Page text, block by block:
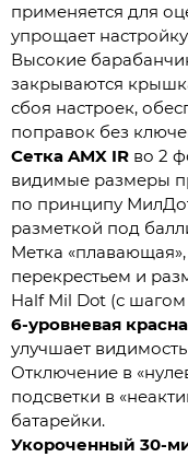
применяется для
упрощает
Высокие
закрываются
сбоя настроек,
поправок без
Сетка AMX IR во 2
видимые размеры
по принципу
разметкой под
Метка
перекрестьем и
Half Mil Dot (с
6-уровневая
улучшает
Отключение в
подсветки в
батарейки.
Укороченный 30-